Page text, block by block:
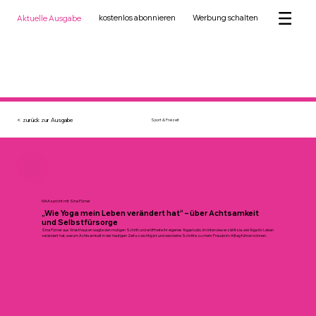
kostenlos abonnieren Werbung schalten
Aktuelle Ausgabe
Sport & Freizeit
< zurück zur Ausgabe
MAA spricht mit Sina Pürner
„Wie Yoga mein Leben verändert hat“ – über Achtsamkeit
und Selbstfürsorge
Sina Pürner aus Westhausen wagte den mutigen Schritt und eröffnete ihr eigenes Yogastudio. Im Interview erzählt sie, wie Yoga ihr Leben
verändert hat, warum Achtsamkeit in der heutigen Zeit so wichtig ist und wie kleine Schritte zu mehr Freude im Alltag führen können.